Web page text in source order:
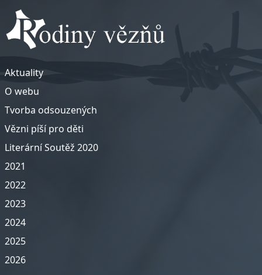
Aktuality
O webu
Tvorba odsouzených
Vězni píší pro děti
Literární Soutěž 2020
2021
2022
2023
2024
2025
2026